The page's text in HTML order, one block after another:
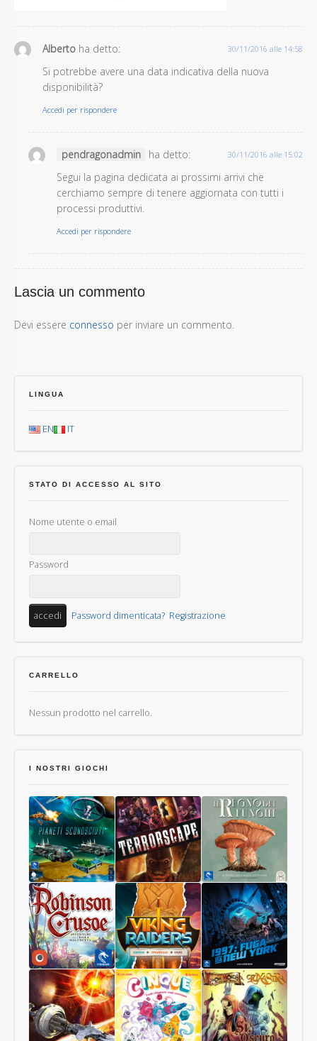
Alberto ha detto: 30/11/2016 alle 14:58
Si potrebbe avere una data indicativa della nuova
disponibilità?
Accedi per rispondere
pendragonadmin ha detto: 30/11/2016 alle 15:02
Segui la pagina dedicata ai prossimi arrivi che
cerchiamo sempre di tenere aggiornata con tutti i
processi produttivi.
Accedi per rispondere
Lascia un commento
Devi essere connesso per inviare un commento.
LINGUA
EN IT
STATO DI ACCESSO AL SITO
Nome utente o email
Password
Password dimenticata? Registrazione
CARRELLO
Nessun prodotto nel carrello.
I NOSTRI GIOCHI
Pianeti
Sconosciuti
Terrorscape
Il
Regno
dei
Funghi
Robinson
Crusoe
Collector
Edition
Viking
Raiders
1997:
Fuga
da
New